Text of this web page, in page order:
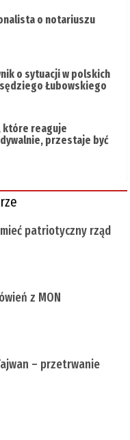
o notariuszu
o sytuacji w polskich
Łubowskiego
które reaguje
przestaje być
patriotyczny rząd
z MON
– przetrwanie